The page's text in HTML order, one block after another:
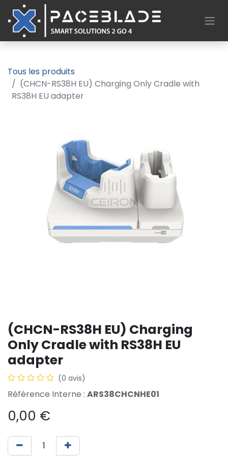
Tous les produits
(CHCN-RS38H EU) Charging Only Cradle with
RS38H EU adapter
(CHCN-RS38H EU) Charging
Only Cradle with RS38H EU
adapter
(0 avis)
Référence Interne : ARS38CHCNHE01
0,00 €